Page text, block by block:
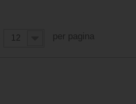
12 per pagina